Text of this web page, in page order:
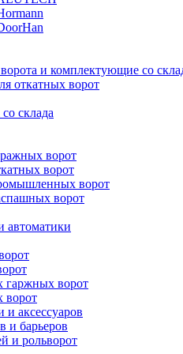
и комплектующие со
откатных ворот
склада
ворот
ворот
ворот
ворот
автоматики
гаржных ворот
ворот
и аксессуаров
и барьеров
и рольворот